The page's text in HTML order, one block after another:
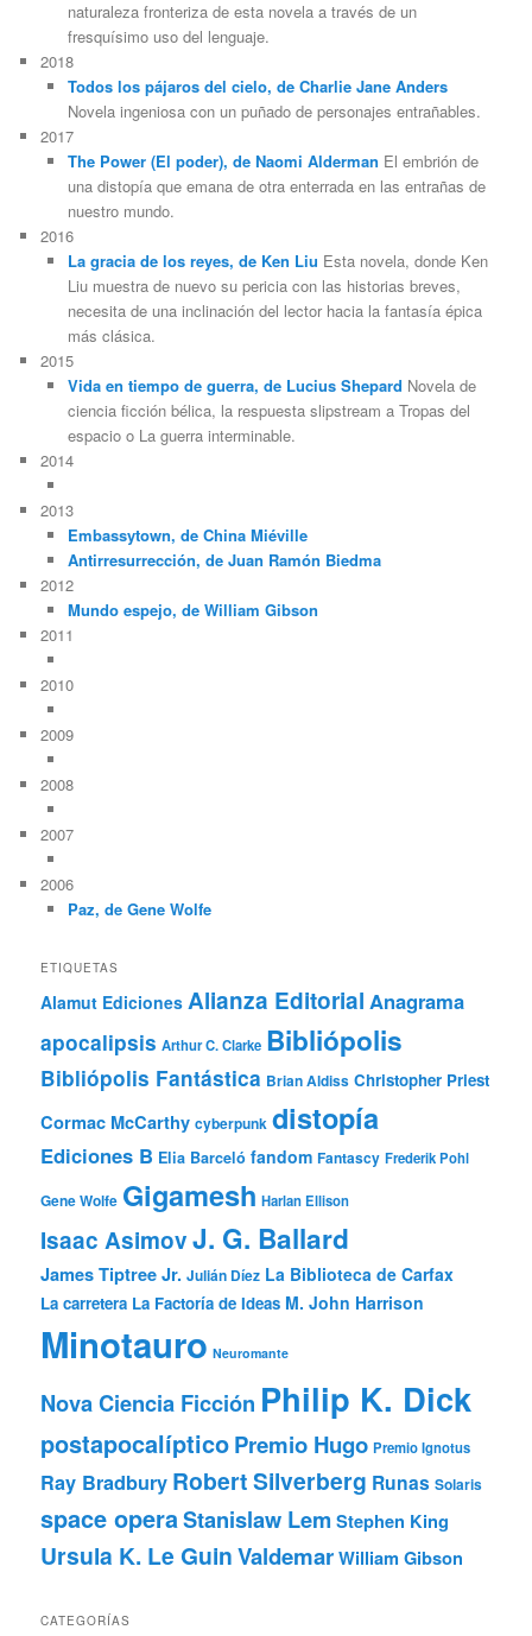
naturaleza fronteriza de esta novela a través de un
fresquísimo uso del lenguaje.
2018
Todos los pájaros del cielo, de Charlie Jane Anders
Novela ingeniosa con un puñado de personajes entrañables.
2017
The Power (El poder), de Naomi Alderman El embrión de
una distopía que emana de otra enterrada en las entrañas de
nuestro mundo.
2016
La gracia de los reyes, de Ken Liu Esta novela, donde Ken
Liu muestra de nuevo su pericia con las historias breves,
necesita de una inclinación del lector hacia la fantasía épica
más clásica.
2015
Vida en tiempo de guerra, de Lucius Shepard Novela de
ciencia ficción bélica, la respuesta slipstream a Tropas del
espacio o La guerra interminable.
2014
2013
Embassytown, de China Miéville
Antirresurrección, de Juan Ramón Biedma
2012
Mundo espejo, de William Gibson
2011
2010
2009
2008
2007
2006
Paz, de Gene Wolfe
ETIQUETAS
Alamut Ediciones Alianza Editorial Anagrama
apocalipsis Arthur C. Clarke Bibliópolis
Bibliópolis Fantástica Brian Aldiss Christopher Priest
Cormac McCarthy cyberpunk distopía
Ediciones B Elia Barceló fandom Fantascy Frederik Pohl
Gene Wolfe Gigamesh Harlan Ellison
Isaac AsimovJ. G. Ballard
James Tiptree Jr. Julián Díez La Biblioteca de Carfax
La carretera La Factoría de Ideas M. John Harrison
Minotauro Neuromante
Nova Ciencia Ficción Philip K. Dick
postapocalípticoPremio Hugo Premio Ignotus
Ray Bradbury Robert Silverberg Runas Solaris
space operaStanislaw Lem Stephen King
Ursula K. Le GuinValdemarWilliam Gibson
CATEGORÍAS